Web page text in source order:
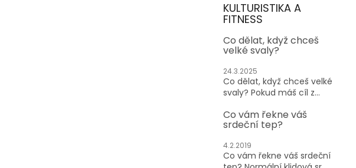
KULTURISTIKA A
FITNESS
Co dělat, když chceš
velké svaly?
24.3.2025
Co dělat, když chceš velké
svaly? Pokud máš cíl z...
Co vám řekne váš
srdeční tep?
4.2.2019
Co vám řekne váš srdeční